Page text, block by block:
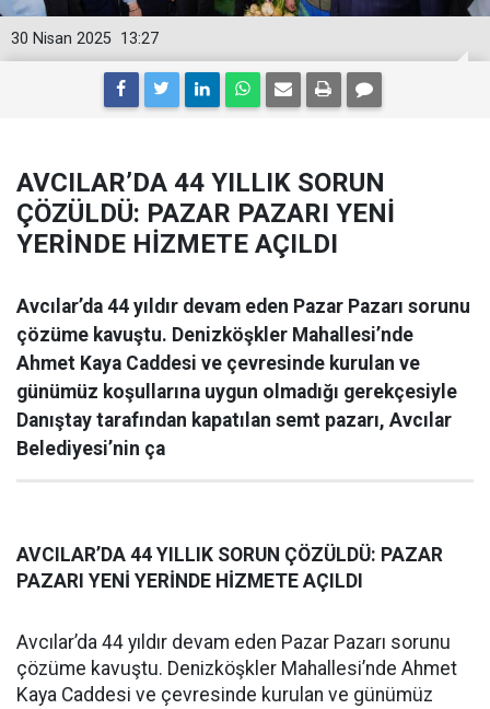
13:27
30 Nisan 2025
AVCILAR’DA 44 YILLIK SORUN
ÇÖZÜLDÜ: PAZAR PAZARI YENİ
YERİNDE HİZMETE AÇILDI
Avcılar’da 44 yıldır devam eden Pazar Pazarı sorunu
çözüme kavuştu. Denizköşkler Mahallesi’nde
Ahmet Kaya Caddesi ve çevresinde kurulan ve
günümüz koşullarına uygun olmadığı gerekçesiyle
Danıştay tarafından kapatılan semt pazarı, Avcılar
Belediyesi’nin ça
AVCILAR’DA 44 YILLIK SORUN ÇÖZÜLDÜ: PAZAR
PAZARI YENİ YERİNDE HİZMETE AÇILDI
Avcılar’da 44 yıldır devam eden Pazar Pazarı sorunu
çözüme kavuştu. Denizköşkler Mahallesi’nde Ahmet
Kaya Caddesi ve çevresinde kurulan ve günümüz